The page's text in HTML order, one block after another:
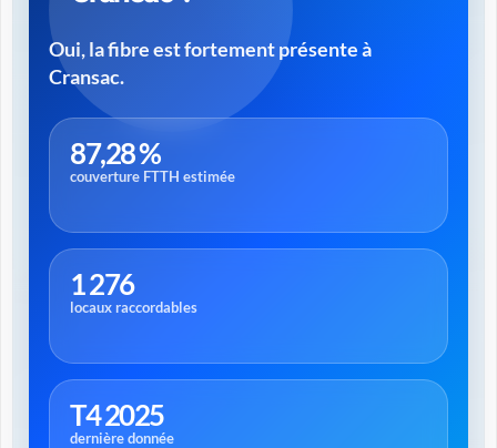
Oui, la fibre est fortement présente à
Cransac.
87,28 %
couverture FTTH estimée
1 276
locaux raccordables
T4 2025
dernière donnée